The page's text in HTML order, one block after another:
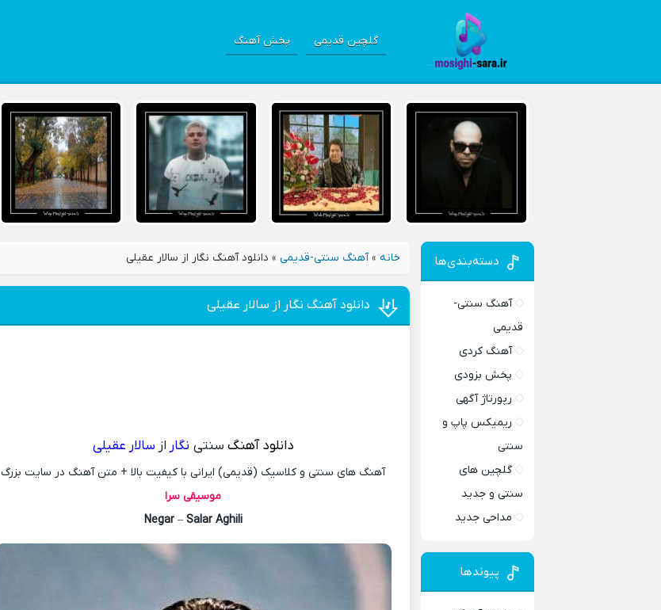
گلچین قدیمی پخش آهنگ
خانه »آهنگ سنتی-قدیمی » دانلود آهنگ نگار از سالار عقیلی
دانلود آهنگ نگار از سالار عقیلی
دانلود آهنگ سنتی نگار از سالار عقیلی
آهنگ های سنتی و کلاسیک (قدیمی) ایرانی با کیفیت بالا + متن آهنگ در سایت بزرگ
موسیقی سرا
Negar– Salar Aghili
دسته‌بندی‌ها
آهنگ سنتی-
قدیمی
آهنگ کردی
پخش بزودی
رپورتاژ آگهی
ریمیکس پاپ و
سنتی
گلچین های
سنتی و جدید
مداحی جدید
پیوندها